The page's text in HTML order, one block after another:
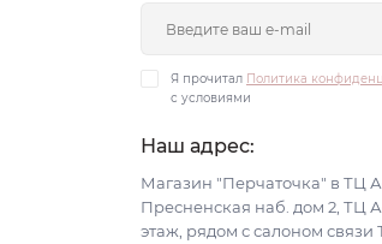
Я прочитал Политика
с условиями
Наш адрес:
Магазин "Перчаточка" в ТЦ
Пресненская наб. дом 2, ТЦ
этаж, рядом с салоном связи